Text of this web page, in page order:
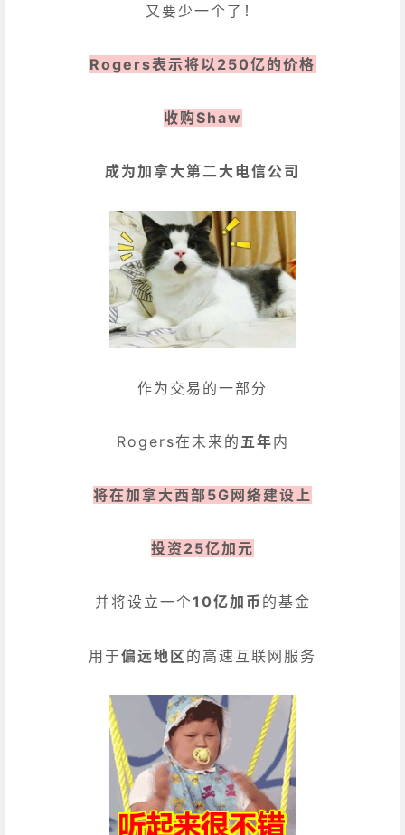
又要少一个了！
Rogers表示将以250亿的价格
收购Shaw
成为加拿大第二大电信公司
作为交易的一部分
Rogers在未来的 五年内
将在加拿大西部5G网络建设上
投资25亿加元
并将设立一个10亿加币 的基金
用于偏远地区 的高速互联网服务